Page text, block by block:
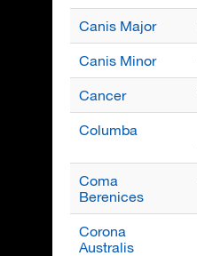
Canis Major
Canis Minor
Cancer
Columba
Coma
Berenices
Corona
Australis